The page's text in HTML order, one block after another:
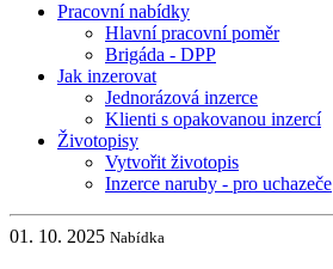
Pracovní nabídky
Hlavní pracovní poměr
Brigáda - DPP
Jak inzerovat
Jednorázová inzerce
Klienti s opakovanou inzercí
Životopisy
Vytvořit životopis
Inzerce naruby - pro uchazeče
01. 10. 2025 Nabídka